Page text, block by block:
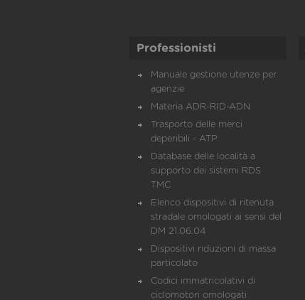
Professionisti
Manuale gestione utenze per
agenzie
Materia ADR-RID-ADN
Trasporto delle merci
deperibili - ATP
Database delle località a
supporto dei sistemi RDS
TMC
Elenco dispositivi di ritenuta
stradale omologati ai sensi del
DM 21.06.04
Dispositivi riduzioni di massa
particolato
Codici immatricolativi di
ciclomotori omologati